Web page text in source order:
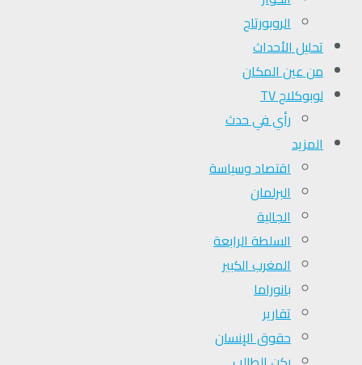
الروبورتاج
تحلیل الأحداث
من عين المكان
لوبوكلاج TV
رأي في حدث
المزيد
اقتصاد وسياسة
البرلمان
الجالية
السلطة الرابعة
المغرب الكبير
بانوراما
تقارير
حقوق الإنسان